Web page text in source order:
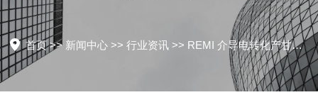
首页>> 新闻中心 >>行业资讯 >> REMI 介导电转化产甘油假丝酵母